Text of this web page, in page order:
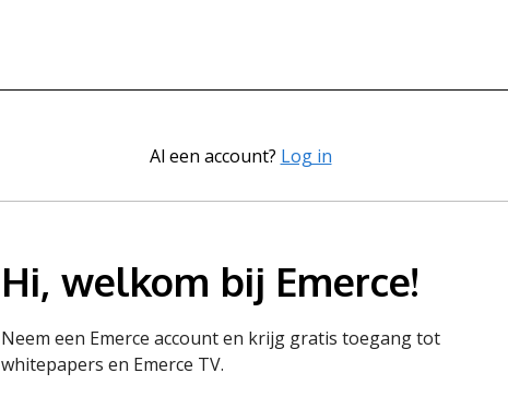
Al een account? Log in
Hi, welkom bij Emerce!
Neem een Emerce account en krijg gratis toegang tot
whitepapers en Emerce TV.